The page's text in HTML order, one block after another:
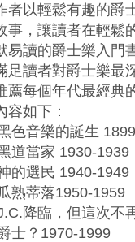
者以輕鬆有趣的爵
事，讓讀者在輕鬆
易讀的爵士樂入門
足讀者對爵士樂最
薦每個年代最經典
容如下：
色音樂的誕生
道當家 1930-1939
的選民 1940-1949
瓜熟蒂落1950-1959
降臨，但這次不
士？1970-1999